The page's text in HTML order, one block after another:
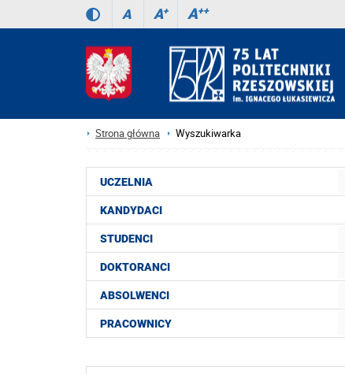
A A+ A++
Strona główna Wyszukiwarka
UCZELNIA
KANDYDACI
STUDENCI
DOKTORANCI
ABSOLWENCI
PRACOWNICY